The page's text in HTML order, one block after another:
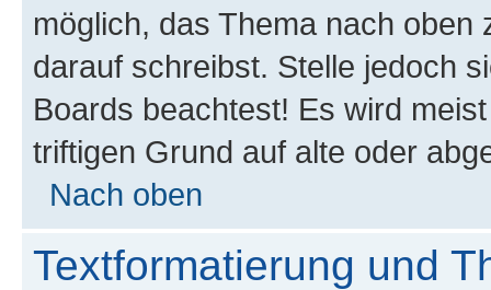
möglich, das Thema nach oben
darauf schreibst. Stelle jedoch
Boards beachtest! Es wird
triftigen Grund auf alte oder
Nach oben
Textformatierung und